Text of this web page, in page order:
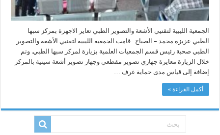
الجمعية الليبية لتقنيي الأشعة والتصوير الطبي تعاير الاجهزة بمركز سبها
الطبي عزيزة محمد – الصباح قامت الجمعية الليبية لتقنيي الأشعة والتصوير
الطبي صحبة رئيس قسم الجمعيات العلمية بزيارة لمركز سبها الطبي. وتم
خلال الزيارة معايرة جهازي تصوير مقطعي وجهاز تصوير أشعة سينية بالمركز
إضافة إلى قياس مدى حماية غرف …
أكمل القراءة »